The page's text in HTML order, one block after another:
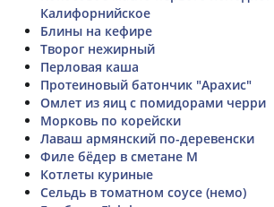
Калифорнийское
Блины на кефире
Творог нежирный
Перловая каша
Протеиновый батончик "Арахис"
Омлет из яиц с помидорами черри
Морковь по корейски
Лаваш армянский по-деревенски
Филе бёдер в сметане М
Котлеты куриные
Сельдь в томатном соусе (немо)